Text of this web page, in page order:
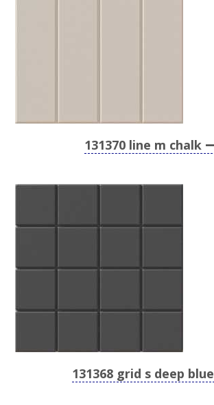
131370 line m chalk
131368 grid s deep blue